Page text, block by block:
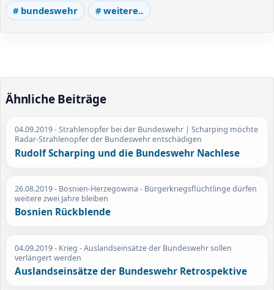
bundeswehr weitere..
Ähnliche Beiträge
04.09.2019- Strahlenopfer bei der Bundeswehr | Scharping möchte
Radar-Strahlenopfer der Bundeswehr entschädigen
Rudolf Scharping und die Bundeswehr Nachlese
26.08.2019- Bosnien-Herzegowina - Bürgerkriegsflüchtlinge dürfen
weitere zwei Jahre bleiben
Bosnien Rückblende
04.09.2019- Krieg - Auslandseinsätze der Bundeswehr sollen
verlängert werden
Auslandseinsätze der Bundeswehr Retrospektive